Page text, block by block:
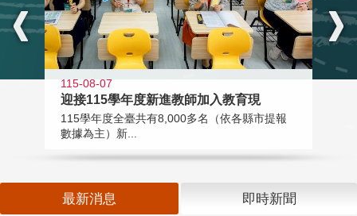
115-08-07
迎接115學年度新進教師加入教育現
115學年度全臺共有8,000多名（依各縣市提報
數據為主）新...
最新消息 即時新聞